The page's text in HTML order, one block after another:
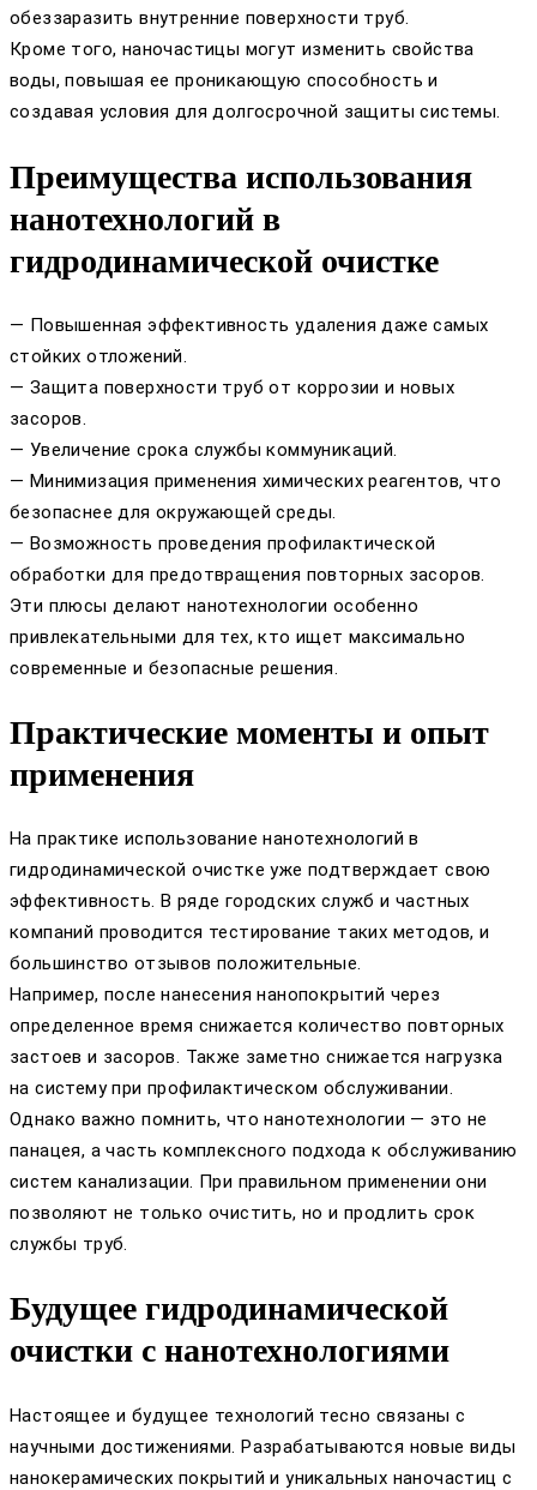
обеззаразить внутренние поверхности труб.
Кроме того, наночастицы могут изменить свойства
воды, повышая ее проникающую способность и
создавая условия для долгосрочной защиты системы.
Преимущества использования
нанотехнологий в
гидродинамической очистке
— Повышенная эффективность удаления даже самых
стойких отложений.
— Защита поверхности труб от коррозии и новых
засоров.
— Увеличение срока службы коммуникаций.
— Минимизация применения химических реагентов, что
безопаснее для окружающей среды.
— Возможность проведения профилактической
обработки для предотвращения повторных засоров.
Эти плюсы делают нанотехнологии особенно
привлекательными для тех, кто ищет максимально
современные и безопасные решения.
Практические моменты и опыт
применения
На практике использование нанотехнологий в
гидродинамической очистке уже подтверждает свою
эффективность. В ряде городских служб и частных
компаний проводится тестирование таких методов, и
большинство отзывов положительные.
Например, после нанесения нанопокрытий через
определенное время снижается количество повторных
застоев и засоров. Также заметно снижается нагрузка
на систему при профилактическом обслуживании.
Однако важно помнить, что нанотехнологии — это не
панацея, а часть комплексного подхода к обслуживанию
систем канализации. При правильном применении они
позволяют не только очистить, но и продлить срок
службы труб.
Будущее гидродинамической
очистки с нанотехнологиями
Настоящее и будущее технологий тесно связаны с
научными достижениями. Разрабатываются новые виды
нанокерамических покрытий и уникальных наночастиц с